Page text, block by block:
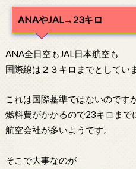
ANAやJAL→23キロ
ANA全日空もJAL日本航空も
国際線は２３キロまでとしてい
これは国際基準ではないのです
燃料費がかかるので23キロまで
航空会社が多いようです。
そこで大事なのが